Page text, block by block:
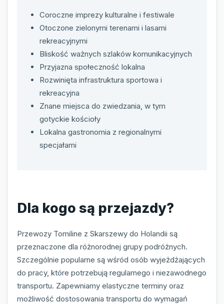
Coroczne imprezy kulturalne i festiwale
Otoczone zielonymi terenami i lasami
rekreacyjnymi
Bliskość ważnych szlaków komunikacyjnych
Przyjazna społeczność lokalna
Rozwinięta infrastruktura sportowa i
rekreacyjna
Znane miejsca do zwiedzania, w tym
gotyckie kościoły
Lokalna gastronomia z regionalnymi
specjałami
Dla kogo są przejazdy?
Przewozy Tomiline z Skarszewy do Holandii są
przeznaczone dla różnorodnej grupy podróżnych.
Szczególnie popularne są wśród osób wyjeżdżających
do pracy, które potrzebują regularnego i niezawodnego
transportu. Zapewniamy elastyczne terminy oraz
możliwość dostosowania transportu do wymagań